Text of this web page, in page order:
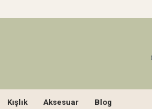
Kışlık Aksesuar Blog